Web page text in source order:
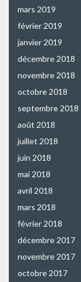
mars 2019
février 2019
janvier 2019
décembre 2018
novembre 2018
octobre 2018
septembre 2018
août 2018
juillet 2018
juin 2018
mai 2018
avril 2018
mars 2018
février 2018
décembre 2017
novembre 2017
octobre 2017